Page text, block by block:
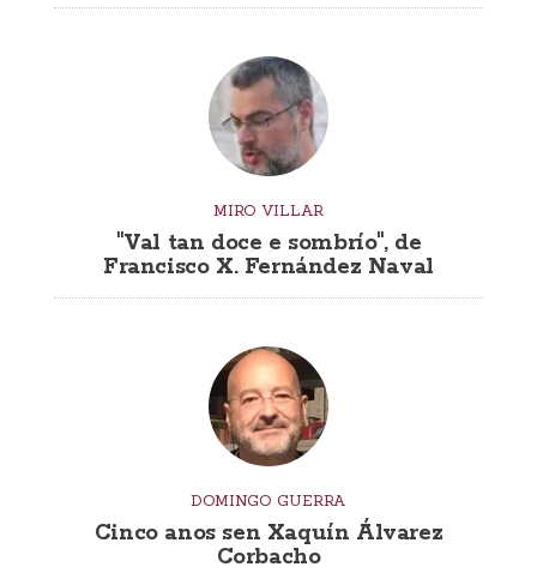
MIRO VILLAR
"Val tan doce e sombrío", de
Francisco X. Fernández Naval
DOMINGO GUERRA
Cinco anos sen Xaquín Álvarez
Corbacho